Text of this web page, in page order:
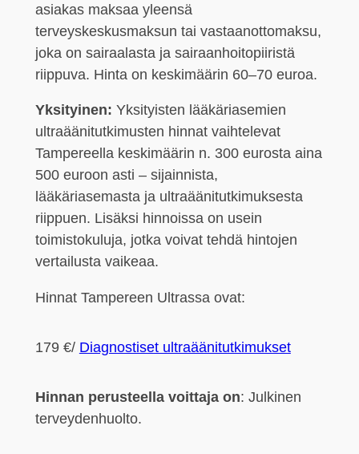
asiakas maksaa yleensä
terveyskeskusmaksun tai vastaanottomaksu,
joka on sairaalasta ja sairaanhoitopiiristä
riippuva. Hinta on keskimäärin 60–70 euroa.
Yksityinen: Yksityisten lääkäriasemien
ultraäänitutkimusten hinnat vaihtelevat
Tampereella keskimäärin n. 300 eurosta aina
500 euroon asti – sijainnista,
lääkäriasemasta ja ultraäänitutkimuksesta
riippuen. Lisäksi hinnoissa on usein
toimistokuluja, jotka voivat tehdä hintojen
vertailusta vaikeaa.
Hinnat Tampereen Ultrassa ovat:
179 €/ Diagnostiset ultraäänitutkimukset
Hinnan perusteella voittaja on: Julkinen
terveydenhuolto.